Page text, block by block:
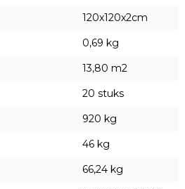
120x120x2cm
0,69 kg
13,80 m2
20 stuks
920 kg
46 kg
66,24 kg